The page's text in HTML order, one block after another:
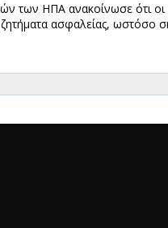
των ΗΠΑ ανακοίνωσε ότι
ζητήματα ασφαλείας, ωστόσο